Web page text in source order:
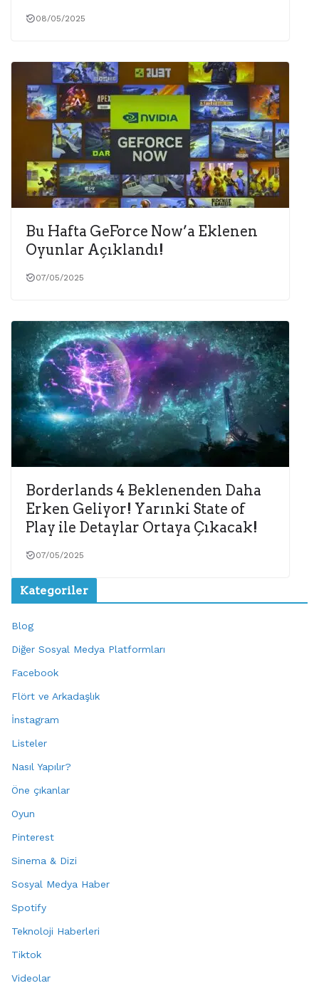
08/05/2025
Bu Hafta GeForce Now’a Eklenen
Oyunlar Açıklandı!
07/05/2025
Borderlands 4 Beklenenden Daha
Erken Geliyor! Yarınki State of
Play ile Detaylar Ortaya Çıkacak!
07/05/2025
Kategoriler
Blog
Diğer Sosyal Medya Platformları
Facebook
Flört ve Arkadaşlık
İnstagram
Listeler
Nasıl Yapılır?
Öne çıkanlar
Oyun
Pinterest
Sinema & Dizi
Sosyal Medya Haber
Spotify
Teknoloji Haberleri
Tiktok
Videolar